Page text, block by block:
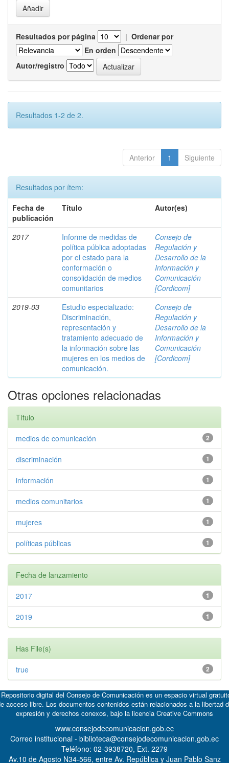
Resultados por página | Ordenar por
En orden
Autor/registro
Resultados 1-2 de 2.
Anterior 1 Siguiente
Resultados por ítem:
Fecha de
publicación
Título Autor(es)
2017
Informe de medidas de
política pública adoptadas
por el estado para la
conformación o
consolidación de medios
comunitarios
Consejo de
Regulación y
Desarrollo de la
Información y
Comunicación
[Cordicom]
2019-03
Estudio especializado:
Discriminación,
representación y
tratamiento adecuado de
la información sobre las
mujeres en los medios de
comunicación.
Consejo de
Regulación y
Desarrollo de la
Información y
Comunicación
[Cordicom]
Otras opciones relacionadas
Título
2
medios de comunicación
1
discriminación
1
información
1
medios comunitarios
1
mujeres
1
políticas públicas
Fecha de lanzamiento
1
2017
1
2019
Has File(s)
2
true
digital del Consejo de Comunicación es un espacio virtual
acceso libre. Los documentos contenidos están relacionados a la libertad
expresión y derechos conexos, bajo la licencia Creative Commons
www.consejodecomunicacion.gob.ec
Correo institucional - biblioteca@consejodecomunicacion.gob.ec
Teléfono: 02-3938720, Ext. 2279
Av.10 de Agosto N34-566, entre Av. República y Juan Pablo Sanz